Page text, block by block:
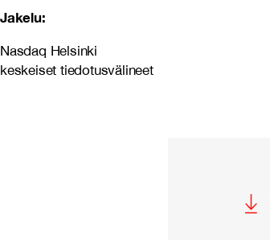
Jakelu:
Nasdaq Helsinki
keskeiset tiedotusvälineet